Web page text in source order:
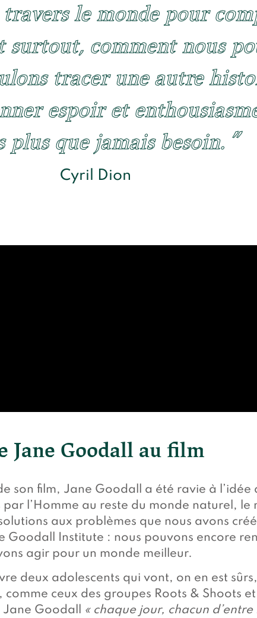
travers le monde pour
surtout, comment nous
tracer une autre
espoir et
plus que jamais besoin.
Cyril Dion
Jane Goodall au film
son film, Jane Goodall a été ravie à l’idée
l’Homme au reste du monde naturel, le
aux problèmes que nous avons
Goodall Institute : nous pouvons encore
agir pour un monde meilleur.
deux adolescents qui vont, on en est
ceux des groupes Roots & Shoots
Jane Goodall « chaque jour, chacun